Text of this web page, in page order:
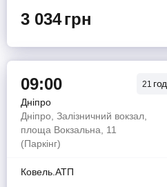
3 034грн
09:00 21 год
Дніпро
Дніпро, Залізничний вокзал,
площа Вокзальна, 11
(Паркінг)
Ковель.АТП